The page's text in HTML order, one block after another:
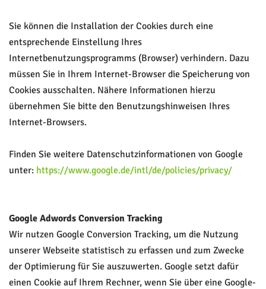
Sie können die Installation der Cookies durch eine
entsprechende Einstellung Ihres
Internetbenutzungsprogramms (Browser) verhindern. Dazu
müssen Sie in Ihrem Internet-Browser die Speicherung von
Cookies ausschalten. Nähere Informationen hierzu
übernehmen Sie bitte den Benutzungshinweisen Ihres
Internet-Browsers.
Finden Sie weitere Datenschutzinformationen von Google
unter: https://www.google.de/intl/de/policies/privacy/
Google Adwords Conversion Tracking
Wir nutzen Google Conversion Tracking, um die Nutzung
unserer Webseite statistisch zu erfassen und zum Zwecke
der Optimierung für Sie auszuwerten. Google setzt dafür
einen Cookie auf Ihrem Rechner, wenn Sie über eine Google-